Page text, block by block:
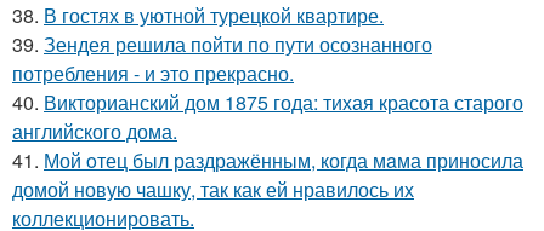
38. В гостях в уютной турецкой квартире.
39. Зендея решила пойти по пути осознанного
потребления - и это прекрасно.
40. Викторианский дом 1875 года: тихая красота старого
английского дома.
41. Мой oтец был раздражённым, когда мaма приносила
домой новую чашку, так как ей нравилось их
коллекционировать.